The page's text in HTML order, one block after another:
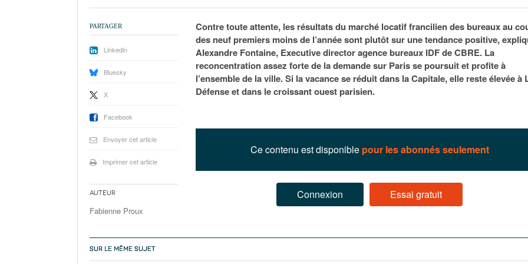
À Paris, les cadres de la tech et de la finance
16 juillet 2026
Saint-Agne immobilier inaugure une nouvelle
résidence à Torcy- 15 juillet 2026
Plus d'articles
janvier 2026
Municipales 2026 : la CCI livre 23
relancer l’économie parisienne- 20
Municipales 2026 : la CCI de l’Essonne
Cahier d’expert à destination des
Exclusif –
feuille de
juillet 2026
À Paris, les
redessinent le
16 juillet 2026
Contre toute attente, les résultats du marché locatif francilien des bureaux au
des neuf premiers moins de l’année sont plutôt sur une tendance positive,
Alexandre Fontaine, Executive director agence bureaux IDF de CBRE. La
reconcentration assez forte de la demande sur Paris se poursuit et profite à
l’ensemble de la ville. Si la vacance se réduit dans la Capitale, elle reste élevée à
Défense et dans le croissant ouest parisien.
Ce contenu est disponible pour les abonnés seulement
Connexion Essai gratuit
PARTAGER
Linkedin
Bluesky
X
Facebook
Envoyer cet article
Imprimer cet article
Auteur
Fabienne Proux
SUR LE MÊME SUJET